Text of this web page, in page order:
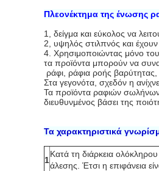
Πλεονέκτημα της ένωσης
1, δείγμα και εύκολος να
2, υψηλός στιλπνός και
4. Χρησιμοποιώντας μόνο
τα προϊόντα μπορούν να
ράφι, ράφια ροής
Στα γεγονότα, σχεδόν η
Τα προϊόντα ραφιών σωλήνων
διευθυνμένος βάσει της
Τα χαρακτηριστικά
1
Κατά τη διάρκεια
άλεσης. Έτσι η επιφάνεια